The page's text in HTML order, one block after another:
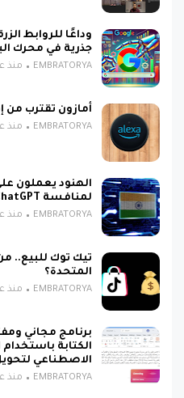
وداعًا للروابط
جذرية في محرك
EMBRATORYA منذ
أمازون تقترب من
EMBRATORYA منذ
الهنود يعملون
لمنافسة ChatGPT و DeepSeek
EMBRATORYA منذ
تيك توك للبيع..
المتحدة؟
EMBRATORYA منذ
برنامج مجاني
الكتابة
الاصطناعي
EMBRATORYA منذ